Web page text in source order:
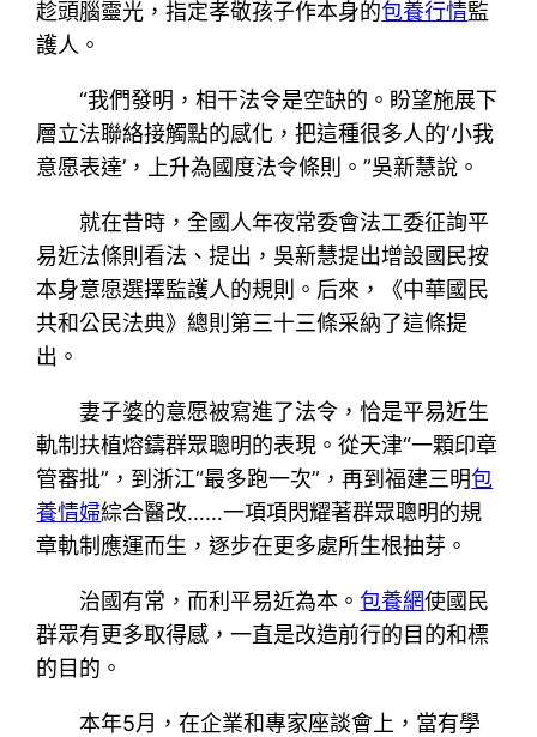
趁頭腦靈光，指定孝敬孩子作本身的包養行情監
護人。
“我們發明，相干法令是空缺的。盼望施展下
層立法聯絡接觸點的感化，把這種很多人的‘小我
意愿表達’，上升為國度法令條則。”吳新慧說。
就在昔時，全國人年夜常委會法工委征詢平
易近法條則看法、提出，吳新慧提出增設國民按
本身意愿選擇監護人的規則。后來，《中華國民
共和公民法典》總則第三十三條采納了這條提
出。
妻子婆的意愿被寫進了法令，恰是平易近生
軌制扶植熔鑄群眾聰明的表現。從天津“一顆印章
管審批”，到浙江“最多跑一次”，再到福建三明包
養情婦綜合醫改……一項項閃耀著群眾聰明的規
章軌制應運而生，逐步在更多處所生根抽芽。
治國有常，而利平易近為本。包養網使國民
群眾有更多取得感，一直是改造前行的目的和標
的目的。
本年5月，在企業和專家座談會上，當有學